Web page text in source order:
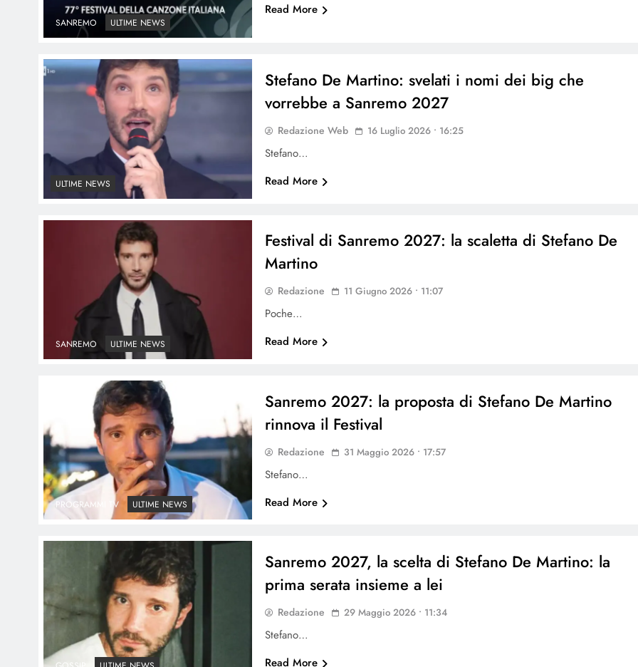
SANREMO ULTIME NEWS
Read More
ULTIME NEWS
Stefano De Martino: svelati i nomi dei big che
vorrebbe a Sanremo 2027
Redazione Web 16 Luglio 2026 • 16:25
Stefano…
Read More
SANREMO ULTIME NEWS
Festival di Sanremo 2027: la scaletta di Stefano De
Martino
Redazione 11 Giugno 2026 • 11:07
Poche…
Read More
PROGRAMMI TV ULTIME NEWS
Sanremo 2027: la proposta di Stefano De Martino
rinnova il Festival
Redazione 31 Maggio 2026 • 17:57
Stefano…
Read More
Sanremo 2027, la scelta di Stefano De Martino: la
prima serata insieme a lei
Redazione 29 Maggio 2026 • 11:34
Stefano…
Read More